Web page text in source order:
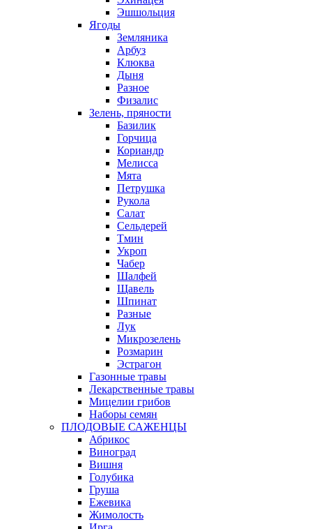
Эшшольция
Ягоды
Земляника
Арбуз
Клюква
Дыня
Разное
Физалис
Зелень, пряности
Базилик
Горчица
Кориандр
Мелисса
Мята
Петрушка
Рукола
Салат
Сельдерей
Тмин
Укроп
Чабер
Шалфей
Щавель
Шпинат
Разные
Лук
Микрозелень
Розмарин
Эстрагон
Газонные травы
Лекарственные травы
Мицелии грибов
Наборы семян
ПЛОДОВЫЕ САЖЕНЦЫ
Абрикос
Виноград
Вишня
Голубика
Груша
Ежевика
Жимолость